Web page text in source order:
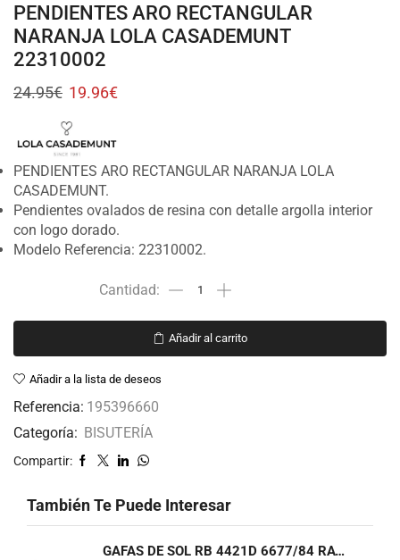
PENDIENTES ARO RECTANGULAR
NARANJA LOLA CASADEMUNT
22310002
24.95€ 19.96€
PENDIENTES ARO RECTANGULAR NARANJA LOLA
CASADEMUNT.
Pendientes ovalados de resina con detalle argolla interior
con logo dorado.
Modelo Referencia: 22310002.
Añadir al carrito
Añadir a la lista de deseos
Referencia: 195396660
Categoría: BISUTERÍA
Compartir:
También Te Puede Interesar
GAFAS DE SOL RB 4421D 6677/84 RAY-BAN